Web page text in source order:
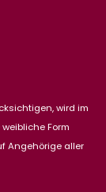
wird im
Form
Angehörige aller